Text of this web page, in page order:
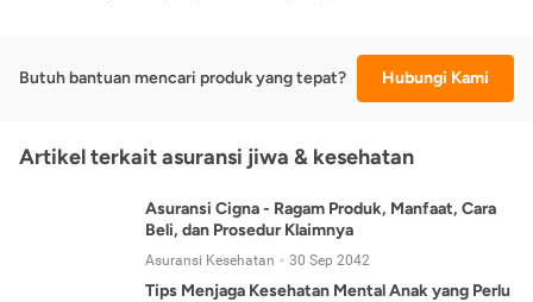
Butuh bantuan mencari produk yang tepat? Hubungi Kami
Artikel terkait asuransi jiwa & kesehatan
Asuransi Cigna - Ragam Produk, Manfaat, Cara
Beli, dan Prosedur Klaimnya
Asuransi Kesehatan 30 Sep 2042
Tips Menjaga Kesehatan Mental Anak yang Perlu